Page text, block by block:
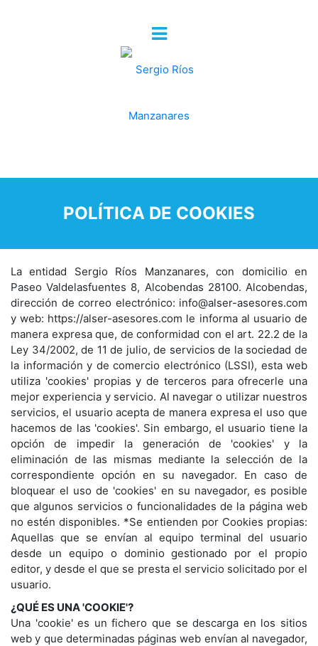
POLÍTICA DE COOKIES
La entidad Sergio Ríos Manzanares, con domicilio en
Paseo Valdelasfuentes 8, Alcobendas 28100. Alcobendas,
dirección de correo electrónico: info@alser-asesores.com
y web: https://alser-asesores.com le informa al usuario de
manera expresa que, de conformidad con el art. 22.2 de la
Ley 34/2002, de 11 de julio, de servicios de la sociedad de
la información y de comercio electrónico (LSSI), esta web
utiliza 'cookies' propias y de terceros para ofrecerle una
mejor experiencia y servicio. Al navegar o utilizar nuestros
servicios, el usuario acepta de manera expresa el uso que
hacemos de las 'cookies'. Sin embargo, el usuario tiene la
opción de impedir la generación de 'cookies' y la
eliminación de las mismas mediante la selección de la
correspondiente opción en su navegador. En caso de
bloquear el uso de 'cookies' en su navegador, es posible
que algunos servicios o funcionalidades de la página web
no estén disponibles. *Se entienden por Cookies propias:
Aquellas que se envían al equipo terminal del usuario
desde un equipo o dominio gestionado por el propio
editor, y desde el que se presta el servicio solicitado por el
usuario.
¿QUÉ ES UNA 'COOKIE'?
Una 'cookie' es un fichero que se descarga en los sitios
web y que determinadas páginas web envían al navegador,